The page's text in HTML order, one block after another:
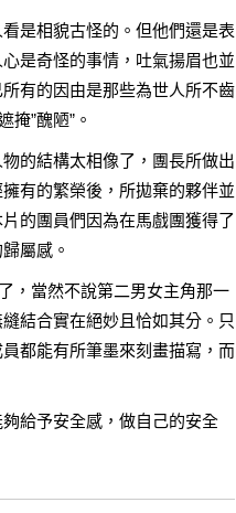
是相貌古怪的。但他們還是表
是奇怪的事情，吐氣揚眉也並
有的因由是那些為世人所不齒
”醜陋”。
的結構太相像了，團長所做出
有的繁榮後，所拋棄的夥伴並
的團員們因為在馬戲團獲得了
屬感。
，當然不說第二男女主角那一
結合實在絕妙且恰如其分。只
都能有所筆墨來刻畫描寫，而
給予安全感，做自己的安全